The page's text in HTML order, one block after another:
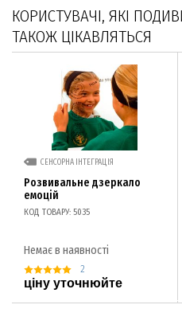
КОРИСТУВАЧІ, ЯКІ
ТАКОЖ ЦІКАВЛЯТЬСЯ
СЕНСОРНА ІНТЕГРАЦІЯ
Розвивальне дзеркало
емоцій
КОД ТОВАРУ: 5035
Немає в наявності
2
ціну уточнюйте